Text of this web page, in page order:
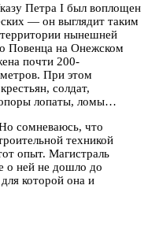
Петра I был воплощен
— он выглядит таким
нынешней
Повенца на Онежском
почти 200-
При этом
солдат,
лопаты, ломы…
сомневаюсь, что
техникой
опыт. Магистраль
о ней не дошло до
которой она и